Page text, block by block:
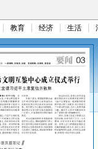
教育 经济 生活